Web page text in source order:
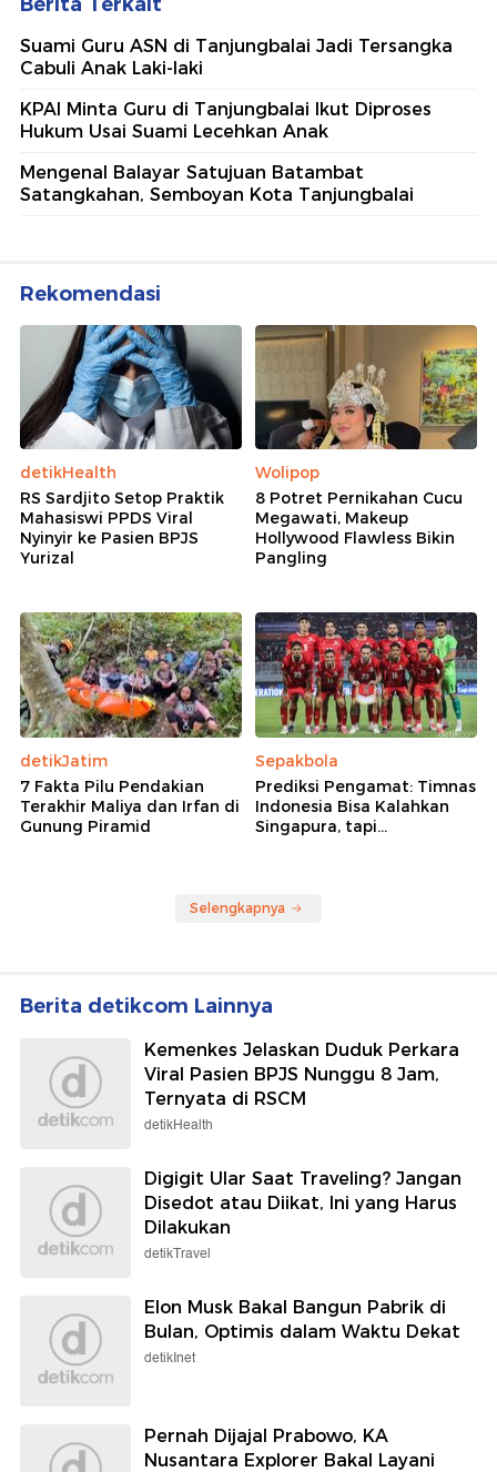
Suami Guru ASN di Tanjungbalai Jadi Tersangka
Cabuli Anak Laki-laki
KPAI Minta Guru di Tanjungbalai Ikut Diproses
Hukum Usai Suami Lecehkan Anak
Mengenal Balayar Satujuan Batambat
Satangkahan, Semboyan Kota Tanjungbalai
Rekomendasi
detikHealth
RS Sardjito Setop Praktik
Mahasiswi PPDS Viral
Nyinyir ke Pasien BPJS
Yurizal
Wolipop
8 Potret Pernikahan Cucu
Megawati, Makeup
Hollywood Flawless Bikin
Pangling
detikJatim
7 Fakta Pilu Pendakian
Terakhir Maliya dan Irfan di
Gunung Piramid
Sepakbola
Prediksi Pengamat: Timnas
Indonesia Bisa Kalahkan
Singapura, tapi...
Selengkapnya
Berita detikcom Lainnya
Kemenkes Jelaskan Duduk Perkara
Viral Pasien BPJS Nunggu 8 Jam,
Ternyata di RSCM
detikHealth
Digigit Ular Saat Traveling? Jangan
Disedot atau Diikat, Ini yang Harus
Dilakukan
detikTravel
Elon Musk Bakal Bangun Pabrik di
Bulan, Optimis dalam Waktu Dekat
detikInet
Pernah Dijajal Prabowo, KA
Nusantara Explorer Bakal Layani